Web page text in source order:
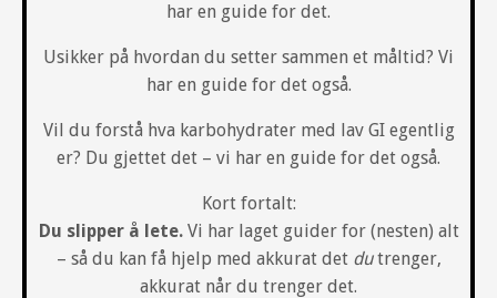
har en guide for det.
Usikker på hvordan du setter sammen et måltid? Vi
har en guide for det også.
Vil du forstå hva karbohydrater med lav GI egentlig
er? Du gjettet det – vi har en guide for det også.
Kort fortalt:
Du slipper å lete.Vi har laget guider for (nesten) alt
– så du kan få hjelp med akkurat det dutrenger,
akkurat når du trenger det.